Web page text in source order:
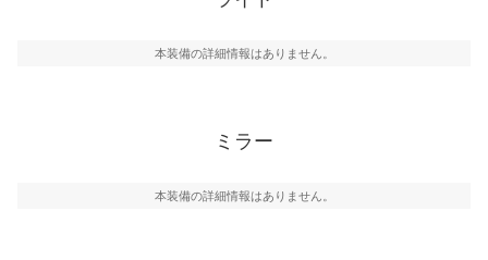
本装備の詳細情報はありません。
ミラー
本装備の詳細情報はありません。